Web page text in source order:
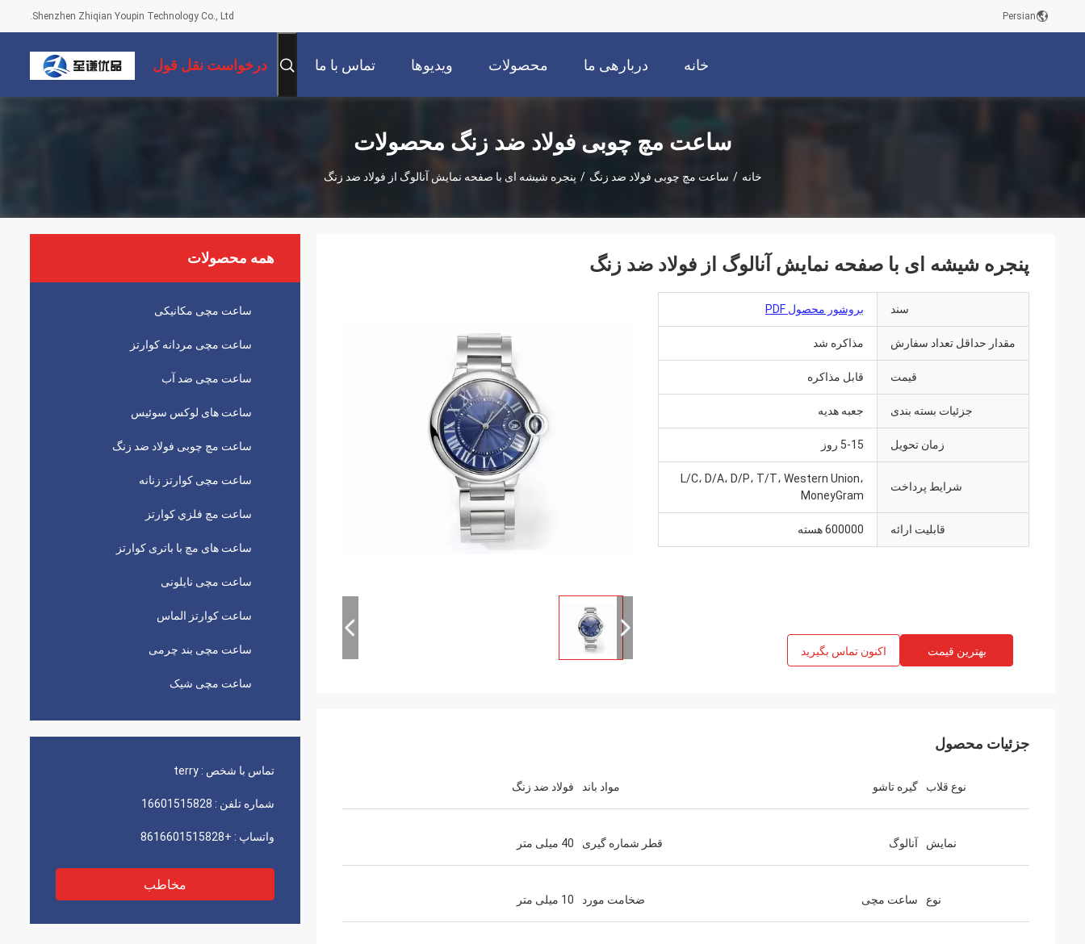
Shenzhen Zhiqian Youpin Technology Co., Ltd. Persian
خانه دربارهی ما محصولات ویدیوها تماس با ما درخواست نقل قول
ساعت مچ چوبی فولاد ضد زنگ محصولات
خانه / ساعت مچ چوبی فولاد ضد زنگ / پنجره شیشه ای با صفحه نمایش آنالوگ از فولاد ضد زنگ
همه محصولات
ساعت مچی مکانیکی
ساعت مچی مردانه کوارتز
ساعت مچی ضد آب
ساعت های لوکس سوئیس
ساعت مچ چوبی فولاد ضد زنگ
ساعت مچی کوارتز زنانه
ساعت مچ فلزي کوارتز
ساعت های مچ با باتری کوارتز
ساعت مچی نایلونی
ساعت کوارتز الماس
ساعت مچی بند چرمی
ساعت مچی شیک
تماس با شخص : terry
شماره تلفن : 16601515828
واتساپ : +8616601515828
مخاطب
پنجره شیشه ای با صفحه نمایش آنالوگ از فولاد ضد زنگ
سند بروشور محصول PDF
مقدار حداقل تعداد سفارش مذاکره شد
قیمت قابل مذاکره
جزئیات بسته بندی جعبه هدیه
زمان تحویل 5-15 روز
شرایط پرداخت
L/C، D/A، D/P، T/T، Western Union،
MoneyGram
قابلیت ارائه 600000 هسته
بهترین قیمت اکنون تماس بگیرید
جزئیات محصول
نوع قلاب گیره تاشو مواد باند فولاد ضد زنگ
نمايش آنالوگ قطر شماره گیری 40 میلی متر
نوع ساعت مچی ضخامت مورد 10 میلی متر